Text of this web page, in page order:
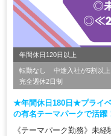
年間休日120日以上
転勤なし 中途入社が5割以上
完全週休2日制
★年間休日180日★プライ
の有名テーマパークで活躍
《テーマパーク勤務》未